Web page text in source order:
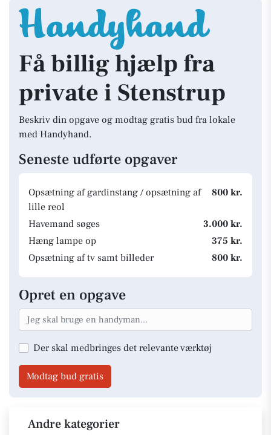
Få billig hjælp fra
private i Stenstrup
Beskriv din opgave og modtag gratis bud fra lokale
med Handyhand.
Seneste udførte opgaver
Opsætning af gardinstang / opsætning af
lille reol
800 kr.
Havemand søges
3.000 kr.
Hæng lampe op
375 kr.
Opsætning af tv samt billeder
800 kr.
Opret en opgave
Der skal medbringes det relevante værktøj
Modtag bud gratis
Andre kategorier